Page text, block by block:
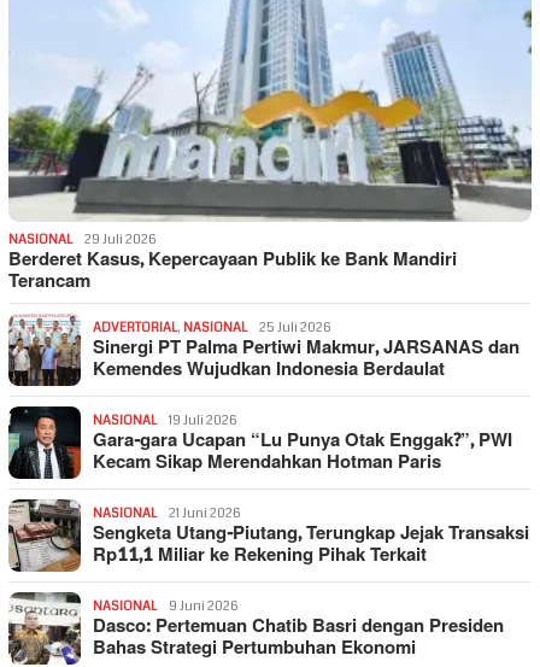
NASIONAL 29 Juli 2026
Berderet Kasus, Kepercayaan Publik ke Bank Mandiri
Terancam
ADVERTORIAL, NASIONAL 25 Juli 2026
Sinergi PT Palma Pertiwi Makmur, JARSANAS dan
Kemendes Wujudkan Indonesia Berdaulat
NASIONAL 19 Juli 2026
Gara-gara Ucapan “Lu Punya Otak Enggak?”, PWI
Kecam Sikap Merendahkan Hotman Paris
NASIONAL 21 Juni 2026
Sengketa Utang-Piutang, Terungkap Jejak Transaksi
Rp11,1 Miliar ke Rekening Pihak Terkait
NASIONAL 9 Juni 2026
Dasco: Pertemuan Chatib Basri dengan Presiden
Bahas Strategi Pertumbuhan Ekonomi